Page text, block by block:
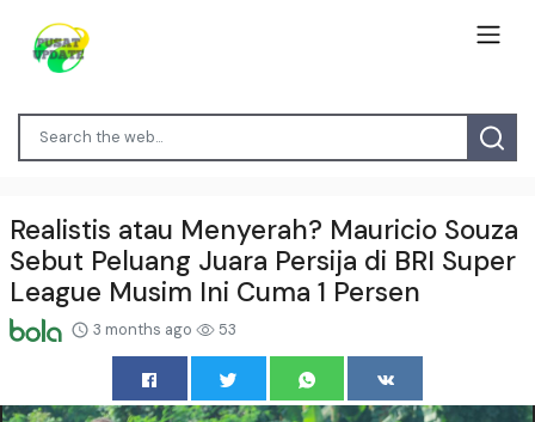
Realistis atau Menyerah? Mauricio Souza
Sebut Peluang Juara Persija di BRI Super
League Musim Ini Cuma 1 Persen
3 months ago 53